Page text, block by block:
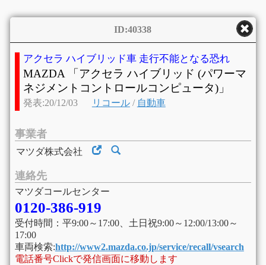
ID:40338
アクセラ ハイブリッド車 走行不能となる恐れ
MAZDA 「アクセラ ハイブリッド (パワーマ
ネジメントコントロールコンピュータ)」
発表:20/12/03 リコール/ 自動車
事業者
マツダ株式会社
連絡先
マツダコールセンター
0120-386-919
受付時間：平9:00～17:00、土日祝9:00～12:00/13:00～
17:00
車両検索:http://www2.mazda.co.jp/service/recall/vsearch
電話番号Clickで発信画面に移動します